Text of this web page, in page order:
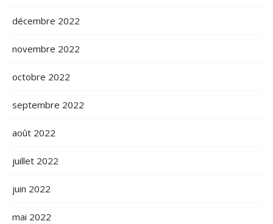
décembre 2022
novembre 2022
octobre 2022
septembre 2022
août 2022
juillet 2022
juin 2022
mai 2022